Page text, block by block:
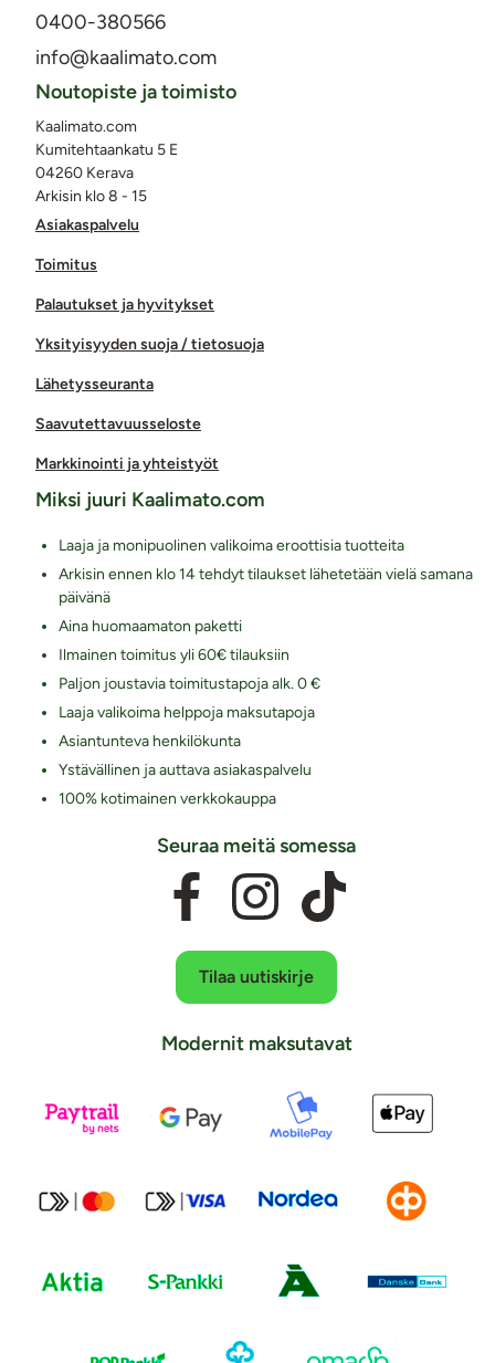
0400-380566
info@kaalimato.com
Asiakaspalvelu
Toimitus
Palautukset ja hyvitykset
Yksityisyyden suoja / tietosuoja
Lähetysseuranta
Saavutettavuusseloste
Markkinointi ja yhteistyöt
Noutopiste ja toimisto
Kaalimato.com
Kumitehtaankatu 5 E
04260 Kerava
Arkisin klo 8 - 15
Miksi juuri Kaalimato.com
Laaja ja monipuolinen valikoima eroottisia tuotteita
Arkisin ennen klo 14 tehdyt tilaukset lähetetään vielä samana
päivänä
Aina huomaamaton paketti
Ilmainen toimitus yli 60€ tilauksiin
Paljon joustavia toimitustapoja alk. 0 €
Laaja valikoima helppoja maksutapoja
Asiantunteva henkilökunta
Ystävällinen ja auttava asiakaspalvelu
100% kotimainen verkkokauppa
Seuraa meitä somessa
Tilaa uutiskirje
Modernit maksutavat